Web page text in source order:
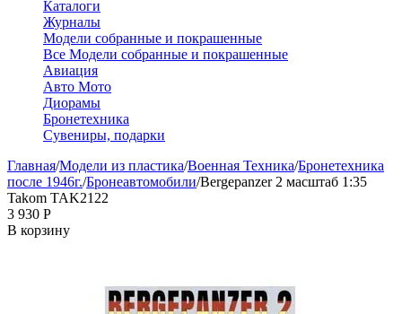
Каталоги
Журналы
Модели собранные и покрашенные
Все Модели собранные и покрашенные
Авиация
Авто Мото
Диорамы
Бронетехника
Сувениры, подарки
Главная/Модели из пластика/Военная Техника/Бронетехника
после 1946г./Бронеавтомобили/Bergepanzer 2 масштаб 1:35
Takom TAK2122
3 930 Р
В корзину